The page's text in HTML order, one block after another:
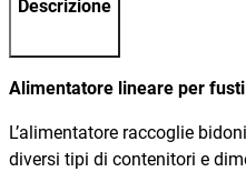
Descrizione
Alimentatore lineare per
L’alimentatore raccoglie
diversi tipi di contenitori e